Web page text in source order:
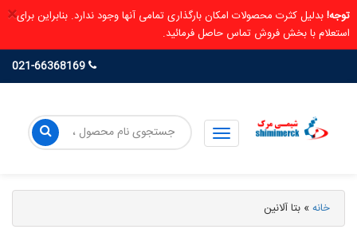
× توجه!بدلیل کثرت محصولات امکان بارگذاری تمامی آنها وجود ندارد. بنابراین برای
استعلام با بخش فروش تماس حاصل فرمائید.
خانه» بتا آلانین